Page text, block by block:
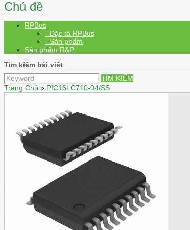
Chủ đề
RPBus
- Đặc tả RPBus
- Sản phẩm
Sản phẩm R&P
Tìm kiếm bài viết
TÌM KIẾM
Trang Chủ » PIC16LC710-04/SS